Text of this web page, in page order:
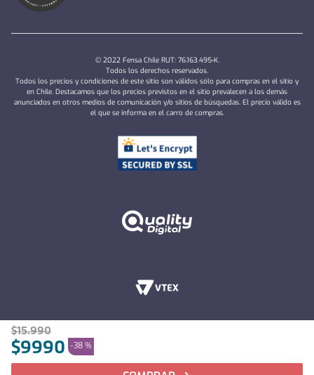
$15.990
$9990 -38 %
© 2022 Fensa Chile RUT: 76.163.495-K.
Todos los derechos reservados.
Todos los precios y condiciones de este sitio son válidos sólo para compras en el sitio y
en Chile. Destacamos que los precios previstos en el sitio prevalecen a los demás
anunciados en otros medios de comunicación y/o sitios de búsquedas. El precio válido es
el que se informa en el carro de compras.